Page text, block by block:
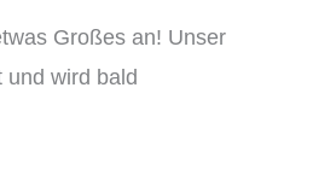
Großes an! Unser
und wird bald